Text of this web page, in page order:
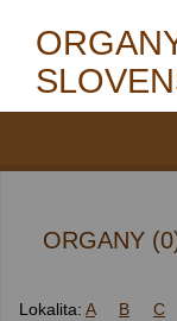
ORGANY
Lokalita: A B C